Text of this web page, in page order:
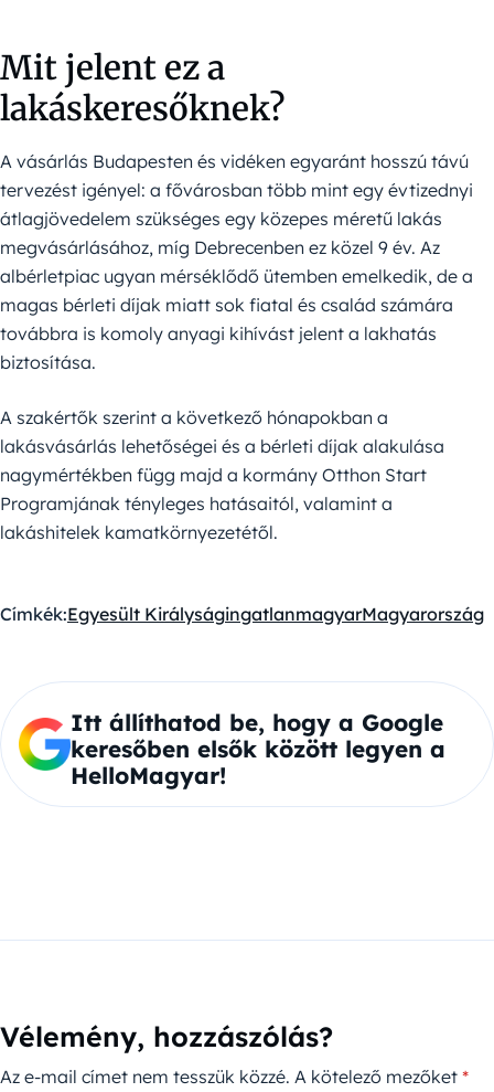
Mit jelent ez a
lakáskeresőknek?
A vásárlás Budapesten és vidéken egyaránt hosszú távú
tervezést igényel: a fővárosban több mint egy évtizednyi
átlagjövedelem szükséges egy közepes méretű lakás
megvásárlásához, míg Debrecenben ez közel 9 év. Az
albérletpiac ugyan mérséklődő ütemben emelkedik, de a
magas bérleti díjak miatt sok fiatal és család számára
továbbra is komoly anyagi kihívást jelent a lakhatás
biztosítása.
A szakértők szerint a következő hónapokban a
lakásvásárlás lehetőségei és a bérleti díjak alakulása
nagymértékben függ majd a kormány Otthon Start
Programjának tényleges hatásaitól, valamint a
lakáshitelek kamatkörnyezetétől.
Címkék:Egyesült KirályságingatlanmagyarMagyarország
Itt állíthatod be, hogy a Google
keresőben elsők között legyen a
HelloMagyar!
Vélemény, hozzászólás?
Az e-mail címet nem tesszük közzé. A kötelező mezőket *